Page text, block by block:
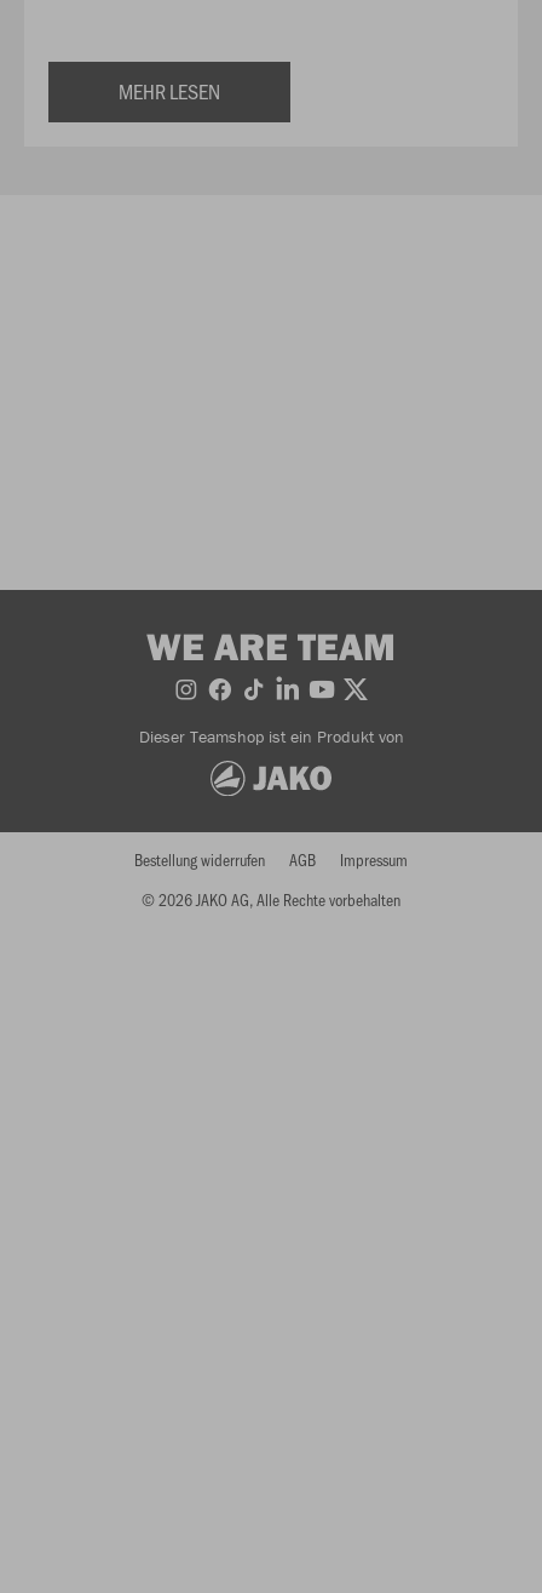
MEHR LESEN
WE ARE TEAM
Dieser Teamshop ist ein Produkt von
© 2026 JAKO AG, Alle Rechte vorbehalten
Bestellung widerrufen AGB Impressum